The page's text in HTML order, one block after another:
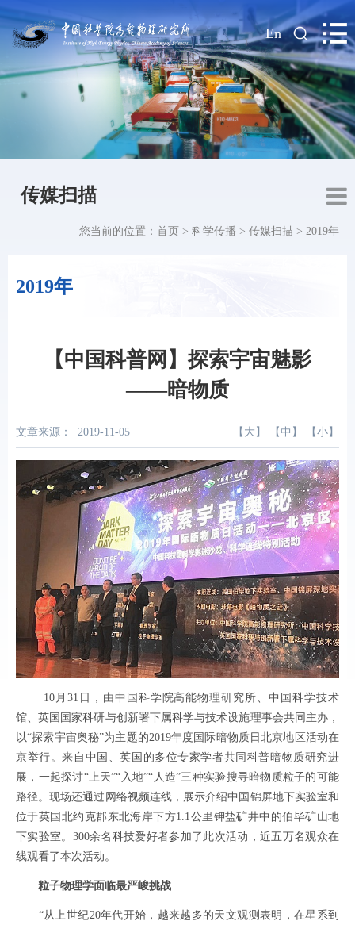
| En
传媒扫描
2019年
您当前的位置： 首页 > 科学传播 > 传媒扫描 > 2019年
【中国科普网】探索宇宙魅影
——暗物质
文章来源： 2019-11-05 【 大 】 【 中 】 【 小 】
10月31日，由中国科学院高能物理研究所、中国科学技术
馆、英国国家科研与创新署下属科学与技术设施理事会共同主办，
以“探索宇宙奥秘”为主题的2019年度国际暗物质日北京地区活动在
京举行。来自中国、英国的多位专家学者共同科普暗物质研究进
展，一起探讨“上天”“入地”“人造”三种实验搜寻暗物质粒子的可能
路径。现场还通过网络视频连线，展示介绍中国锦屏地下实验室和
位于英国北约克郡东北海岸下方1.1公里钾盐矿井中的伯毕矿山地
下实验室。300余名科技爱好者参加了此次活动，近五万名观众在
线观看了本次活动。
粒子物理学面临最严峻挑战
“从上世纪20年代开始，越来越多的天文观测表明，在星系到